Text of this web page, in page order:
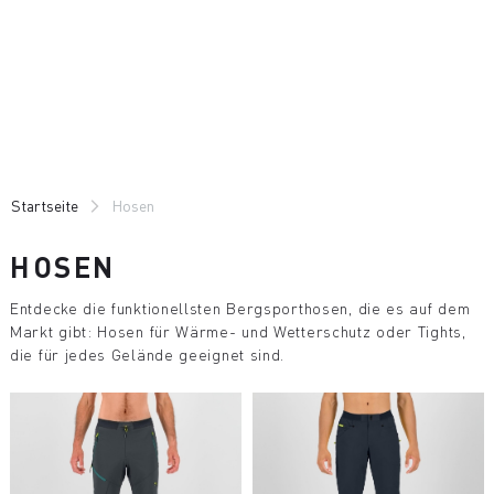
Startseite Hosen
HOSEN
Entdecke die funktionellsten Bergsporthosen, die es auf dem
Markt gibt: Hosen für Wärme- und Wetterschutz oder Tights,
die für jedes Gelände geeignet sind.